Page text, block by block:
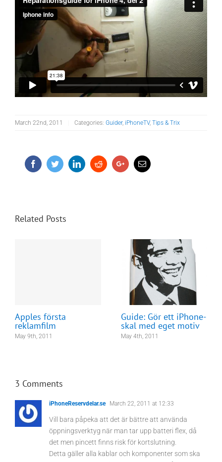
March 22nd, 2011 Categories: Guider, iPhoneTV, Tips & Trix
FacebookTwitterLinkedInRedditGoogle+Email
Related Posts
Apples första
reklamfilm
May 9th, 2011
Guide: Gör ett iPhone-
skal med eget motiv
May 4th, 2011
3 Comments
iPhoneReservdelar.se March 22, 2011 at 12:33
Vill bara påpeka att det är bättre att använda
öppningsverktyg när man tar upp batteri flex, då
det men pincett finns risk för kortslutning.
Detta gäller alla kablar och komponenter som ska